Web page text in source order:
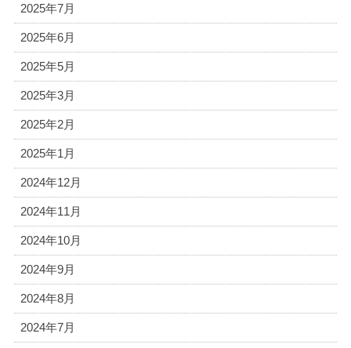
2025年7月
2025年6月
2025年5月
2025年3月
2025年2月
2025年1月
2024年12月
2024年11月
2024年10月
2024年9月
2024年8月
2024年7月